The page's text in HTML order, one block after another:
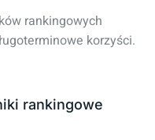
rankingowych
korzyści.
rankingowe